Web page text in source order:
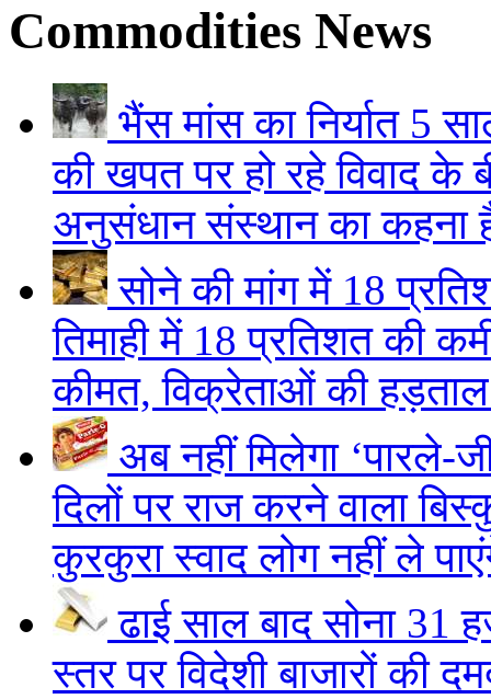
Commodities News
भैंस मांस का निर्यात 5
की खपत पर हो रहे विवाद
अनुसंधान संस्थान का कहना
सोने की मांग में 18
तिमाही में 18 प्रतिशत की
कीमत, विक्रेताओं की
अब नहीं मिलेगा ‘पारले-
दिलों पर राज करने वाला
कुरकुरा स्वाद लोग नहीं ले
ढाई साल बाद सोना 31
स्तर पर विदेशी बाजारों की